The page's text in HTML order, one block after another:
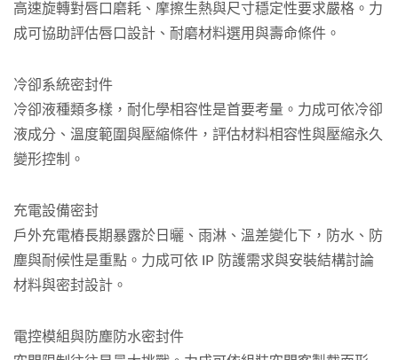
高速旋轉對唇口磨耗、摩擦生熱與尺寸穩定性要求嚴格。力
成可協助評估唇口設計、耐磨材料選用與壽命條件。
冷卻系統密封件
冷卻液種類多樣，耐化學相容性是首要考量。力成可依冷卻
液成分、溫度範圍與壓縮條件，評估材料相容性與壓縮永久
變形控制。
充電設備密封
戶外充電樁長期暴露於日曬、雨淋、溫差變化下，防水、防
塵與耐候性是重點。力成可依 IP 防護需求與安裝結構討論
材料與密封設計。
電控模組與防塵防水密封件